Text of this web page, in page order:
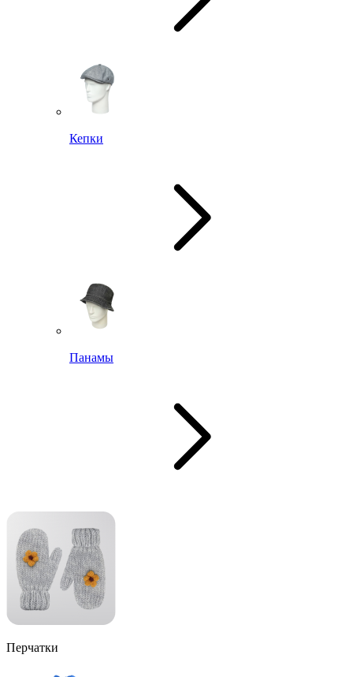
Кепки
Панамы
Перчатки